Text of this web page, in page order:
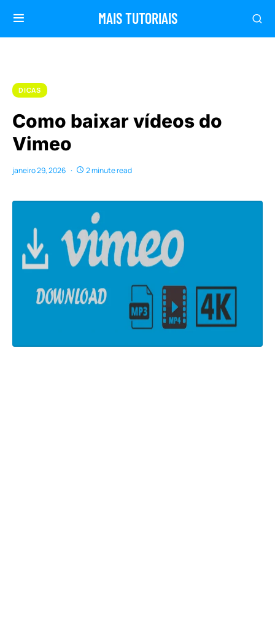
MAIS TUTORIAIS
DICAS
Como baixar vídeos do
Vimeo
janeiro 29, 2026 2 minute read